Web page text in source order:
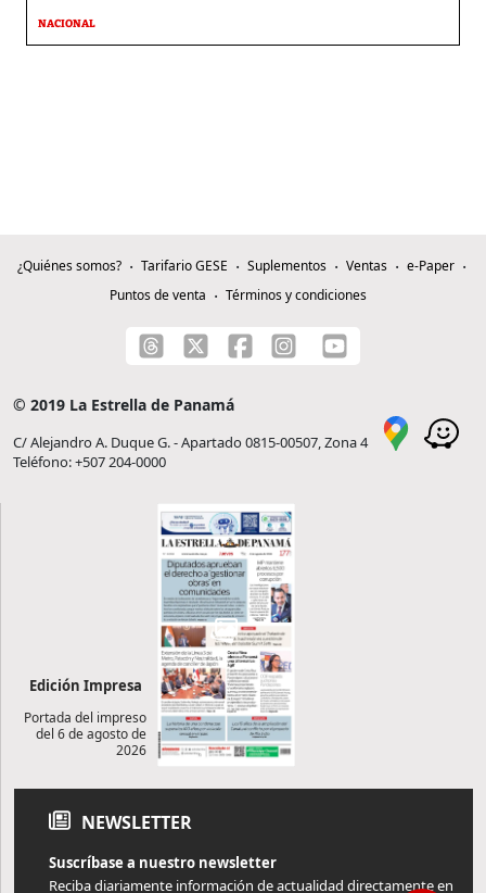
NACIONAL
¿Quiénes somos? Tarifario GESE Suplementos Ventas
e-Paper
Puntos de venta
Términos y condiciones
© 2019 La Estrella de Panamá
C/ Alejandro A. Duque G. - Apartado 0815-00507, Zona 4
Teléfono: +507 204-0000
Edición Impresa
Portada del impreso
del 6 de agosto de
2026
NEWSLETTER
Suscríbase a nuestro newsletter
Reciba diariamente información de actualidad directamente en